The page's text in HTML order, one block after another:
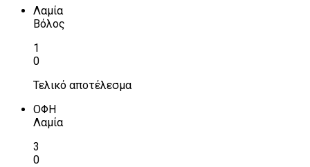
Λαμία
Βόλος
1
0
Τελικό αποτέλεσμα
ΟΦΗ
Λαμία
3
0